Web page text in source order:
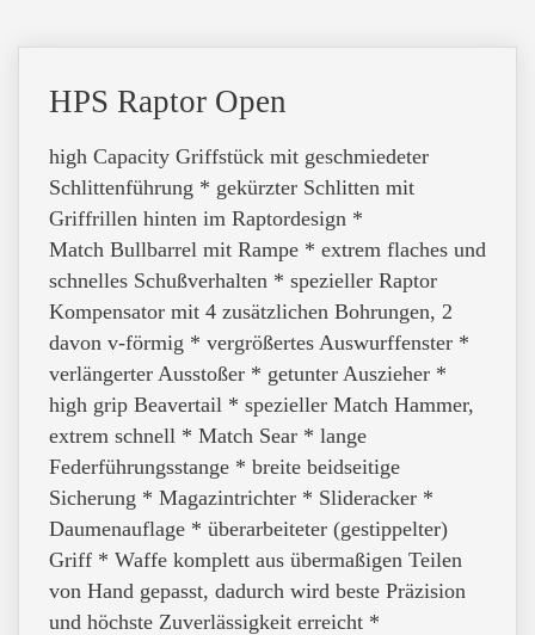
HPS Raptor Open
high Capacity Griffstück mit geschmiedeter
Schlittenführung * gekürzter Schlitten mit
Griffrillen hinten im Raptordesign *
Match Bullbarrel mit Rampe * extrem flaches und
schnelles Schußverhalten * spezieller Raptor
Kompensator mit 4 zusätzlichen Bohrungen, 2
davon v-förmig * vergrößertes Auswurffenster *
verlängerter Ausstoßer * getunter Auszieher *
high grip Beavertail * spezieller Match Hammer,
extrem schnell * Match Sear * lange
Federführungsstange * breite beidseitige
Sicherung * Magazintrichter * Slideracker *
Daumenauflage * überarbeiteter (gestippelter)
Griff * Waffe komplett aus übermaßigen Teilen
von Hand gepasst, dadurch wird beste Präzision
und höchste Zuverlässigkeit erreicht *